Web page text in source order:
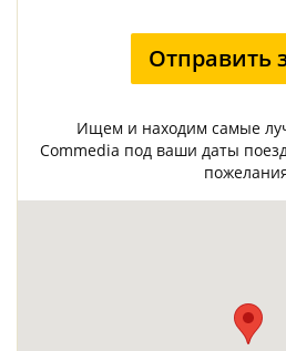
Отправить
Ищем и находим самые
Commedia под ваши даты